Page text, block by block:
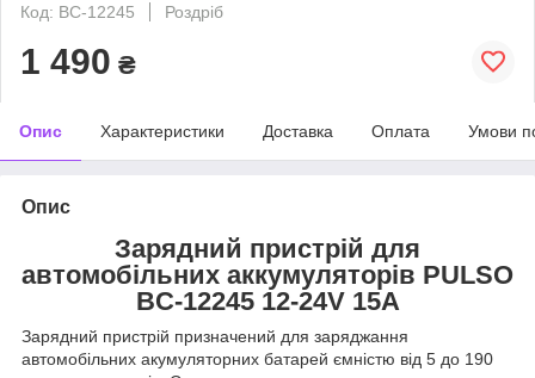
Код: BC-12245
Роздріб
1 490 ₴
Опис Характеристики Доставка Оплата Умови
Опис
Зарядний пристрій для
автомобільних аккумуляторів PULSO
BC-12245 12-24V 15A
Зарядний пристрій призначений для заряджання
автомобільних акумуляторних батарей ємністю від 5 до 190